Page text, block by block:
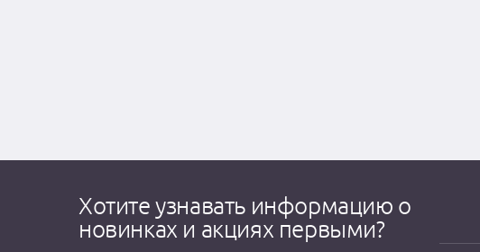
Хотите узнавать информацию о
новинках и акциях первыми?